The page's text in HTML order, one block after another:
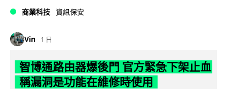
商業科技 資訊保安
Vin 1 日
智博通路由器爆後門 官方緊急下架止血
稱漏洞是功能在維修時使用